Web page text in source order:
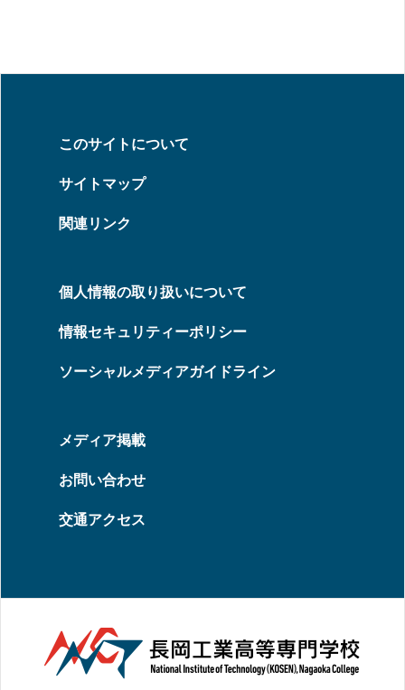
このサイトについて
サイトマップ
関連リンク
個人情報の取り扱いについて
情報セキュリティーポリシー
ソーシャルメディアガイドライン
メディア掲載
お問い合わせ
交通アクセス